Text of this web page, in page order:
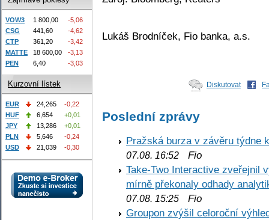
Lukáš Brodníček, Fio banka, a.s.
Diskutovat
Poslední zprávy
Pražská burza v závěru týdne
07.08. 16:52 Fio
Take-Two Interactive zveřejnil
mírně překonaly odhady
07.08. 15:25 Fio
Groupon zvýšil celoroční
VOW3 1 800,00
-5,06
CSG
441,60
-4,62
CTP
361,20
-3,42
MATTE
18 600,00
-3,13
PEN
6,40 -3,03
Kurzovní lístek
EUR 24,265
-0,22
HUF
6,654
+0,01
JPY
13,286
+0,01
PLN
5,646
-0,24
USD
21,039 -0,30